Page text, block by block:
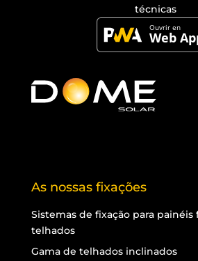
técnicas
As nossas fixações
Sistemas de fixação para
telhados
Gama de telhados inclinados